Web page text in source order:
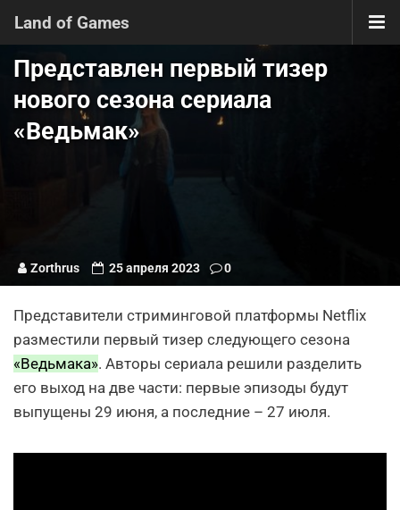
Land of Games
Представлен первый тизер
нового сезона сериала
«Ведьмак»
Zorthrus 25 апреля 2023 0
Представители стриминговой платформы Netflix
разместили первый тизер следующего сезона
«Ведьмака». Авторы сериала решили разделить
его выход на две части: первые эпизоды будут
выпущены 29 июня, а последние – 27 июля.